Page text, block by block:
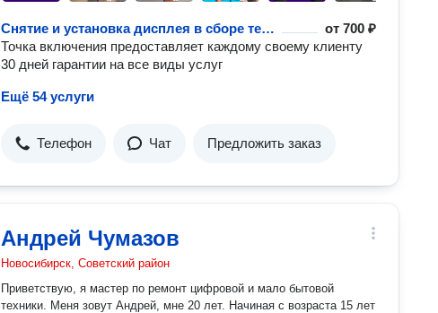
Снятие и установка дисплея в сборе телефона или планшета от700 ₽
Точка включения предоставляет каждому своему клиенту
30 дней гарантии на все виды услуг
Ещё 54 услуги
Телефон Чат Предложить заказ
Андрей Чумазов
Новосибирск, Советский район
Приветствую, я мастер по ремонт цифровой и мало бытовой
техники. Меня зовут Андрей, мне 20 лет. Начиная с возраста 15 лет